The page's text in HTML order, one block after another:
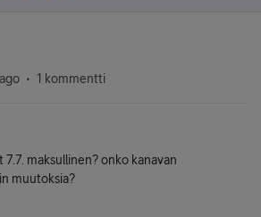
1 kommentti
7.7. maksullinen? onko kanavan
muutoksia?